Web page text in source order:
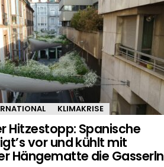
KLIMAKRISE
Hitzestopp: Spanische
vor und kühlt mit
Hängematte die Gasserln